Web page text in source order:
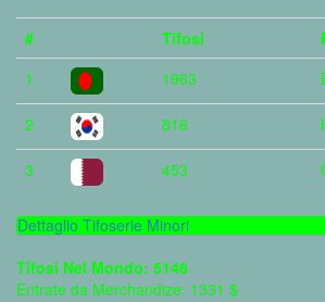
# Tifosi
1
1963
2 816
3 453
Dettaglio Tifoserie Minori
Tifosi Nel Mondo: 5146
Entrate da Merchandize: 1331 $